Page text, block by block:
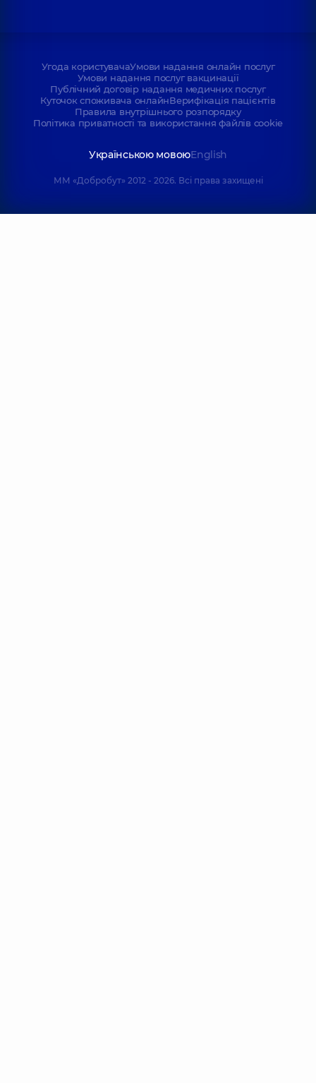
Угода користувачаУмови надання онлайн послуг
Умови надання послуг вакцинації
Публічний договір надання медичних послуг
Куточок споживача онлайнВерифікація пацієнтів
Правила внутрішнього розпорядку
Політика приватності та використання файлів cookie
Українською мовоюEnglish
ММ «Добробут» 2012 - 2026. Всі права захищені